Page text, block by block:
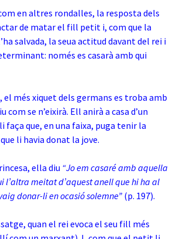
en altres rondalles, la resposta dels
de matar el fill petit i, com que la
salvada, la seua actitud davant del rei i
només es casarà amb qui
el més xiquet dels germans es troba amb
com se n’eixirà. Ell anirà a casa d’un
faça que, en una faixa, puga tenir la
li havia donat la jove.
ella diu “Jo em casaré amb aquella
l’altra meitat d’aquest anell que hi ha al
donar-li en ocasió solemne” (p. 197).
quan el rei evoca el seu fill més